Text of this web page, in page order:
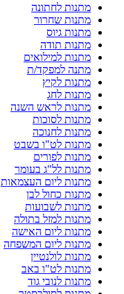
מתנות לחתונה
מתנות שחרור
מתנות גיוס
מתנות תודה
מתנות למילואים
מתנה למפקד/ת
מתנות לקיץ
מתנות לחג
מתנות לראש השנה
מתנות לסוכות
מתנות לחנוכה
מתנות לט"ו בשבט
מתנות לפורים
מתנות לל"ג בעומר
מתנות ליום העצמאות
מתנות כחול לבן
מתנות לשבועות
מתנות למזל בתולה
מתנות ליום האישה
מתנות ליום המשפחה
מתנות לולנטיין
מתנות לט"ו באב
מתנות לנובי גוד